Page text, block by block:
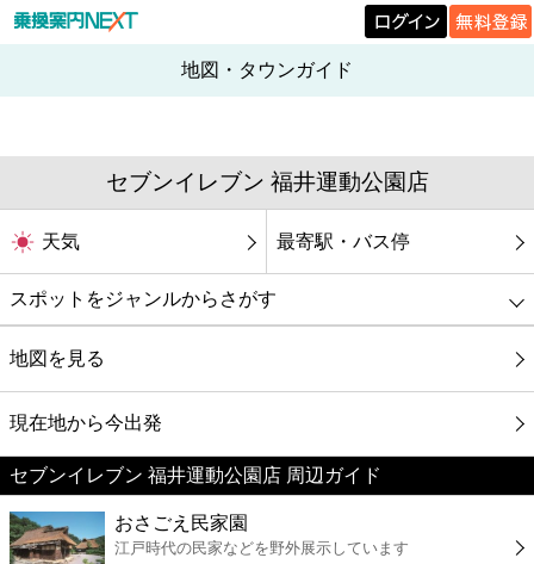
地図・タウンガイド
セブンイレブン 福井運動公園店
天気 最寄駅・バス停
スポットをジャンルからさがす
グルメ
映画
美容
コンビニ
地図を見る
現在地から今出発
セブンイレブン 福井運動公園店 周辺ガイド
おさごえ民家園
江戸時代の民家などを野外展示しています